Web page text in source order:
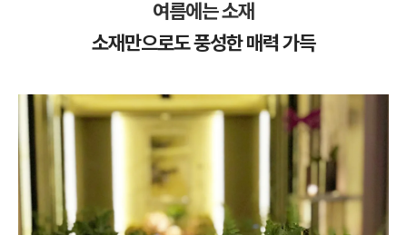
여름에는 소재
소재만으로도 풍성한 매력 가득